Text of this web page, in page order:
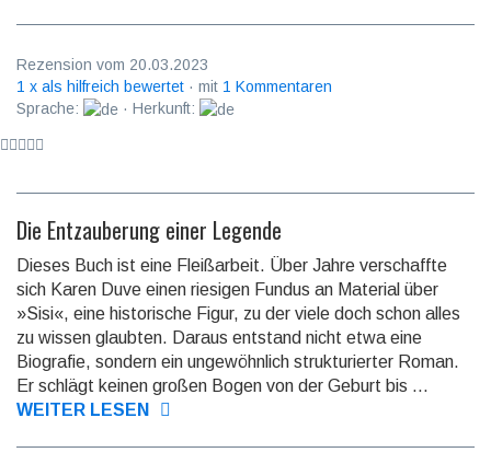
Rezension vom 20.03.2023
1 x als hilfreich bewertet · mit 1 Kommentaren
Sprache:
· Herkunft:
Die Entzauberung einer Legende
Dieses Buch ist eine Fleißarbeit. Über Jahre verschaffte
sich Karen Duve einen riesigen Fundus an Material über
»Sisi«, eine histo­rische Figur, zu der viele doch schon alles
zu wissen glaubten. Daraus entstand nicht etwa eine
Biografie, sondern ein unge­wöhn­lich struktu­rierter Roman.
Er schlägt keinen großen Bogen von der Geburt bis ...
WEITER LESEN